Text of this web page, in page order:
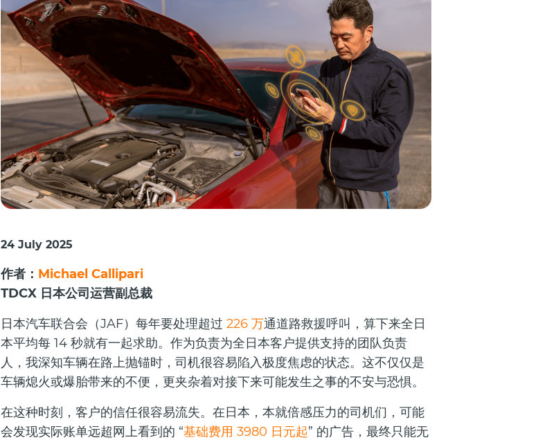
24 July 2025
作者： Michael Callipari
TDCX 日本公司运营副总裁
日本汽车联合会（JAF）每年要处理超过226 万通道路救援呼叫，算下来全日
本平均每 14 秒就有一起求助。作为负责为全日本客户提供支持的团队负责
人，我深知车辆在路上抛锚时，司机很容易陷入极度焦虑的状态。这不仅仅是
车辆熄火或爆胎带来的不便，更夹杂着对接下来可能发生之事的不安与恐惧。
在这种时刻，客户的信任很容易流失。在日本，本就倍感压力的司机们，可能
会发现实际账单远超网上看到的 “基础费用 3980 日元起” 的广告，最终只能无